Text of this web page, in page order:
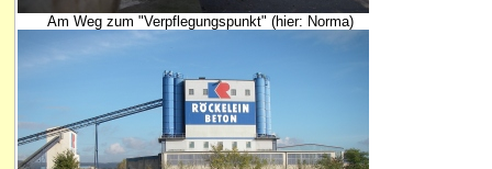
Am Weg zum "Verpflegungspunkt" (hier: Norma)